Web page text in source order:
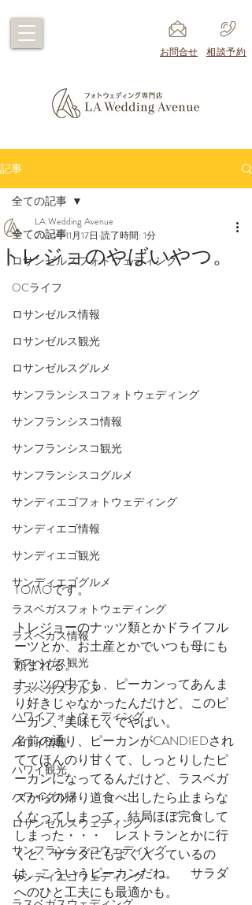
​お問合せ ​相談予約
記事
全ての記事
ロサンゼルスフォトウェディング
OCライフ
ロサンゼルス情報
ロサンゼルス観光
ロサンゼルスグルメ
サンフランシスコフォトウェディング
サンフランシスコ情報
サンフランシスコ観光
サンフランシスコグルメ
サンディエゴフォトウェディング
サンディエゴ情報
サンディエゴ観光
サンディエゴグルメ
ラスベガスフォトウェディング
ラスベガス情報
ラスベガス観光
ラスベガスグルメ
ハワイフォトウェディング
ハワイ情報
ハワイ観光
ハワイグルメ
ロサンゼルスウェディング
サンフランシスコウェディング
サンディエゴウェディング
全ての記事
トレジョのやばいやつ。
LA Wedding Avenue
2024年11月17日 読了時間: 1分
TOMOです。
トレジョーのナッツ類とかドライフル
ーツとか、お土産とかでいつも母にも
頼まれる。
ナッツの中でも、ピーカンってあんま
り好きじゃなかったんだけど、このピ
ーカン、美味しくてやばい。
名前の通り、ピーカンがCANDIEDされ
ててほんのり甘くて、しっとりしたピ
ーカンになってるんだけど、ラスベガ
スからの帰り道食べ出したら止まらな
くなってしまって、結局ほぼ完食して
しまった・・・　レストランとかに行
くと、サラダにもよく入っているの
は、こういうピーカンだね。　サラダ
へのひと工夫にも最適かも。